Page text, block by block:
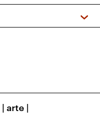
| arte |